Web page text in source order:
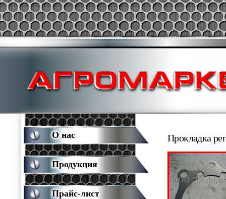
Прокладка
О нас
Продукция
Прайс-лист